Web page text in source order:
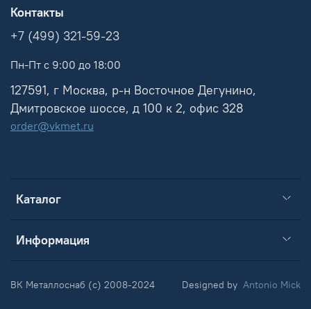
Каталог
Информация
Контакты
+7 (499) 321-59-23
Пн-Пт с 9:00 до 18:00
127591, г Москва, р-н Восточное Дегунино,
Дмитровское шоссе, д 100 к 2, офис 328
order@vkmet.ru
ВК Металлоснаб (c) 2008-2024 Designed by Antonio Mick